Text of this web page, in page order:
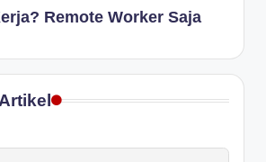
Remote Worker Saja